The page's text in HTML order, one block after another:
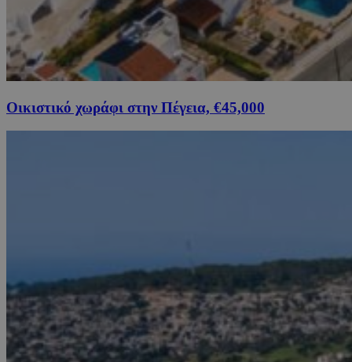
Οικιστικό χωράφι στην Πέγεια, €45,000